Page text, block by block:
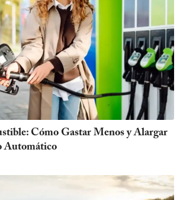
Cómo Gastar Menos y Alargar
Automático